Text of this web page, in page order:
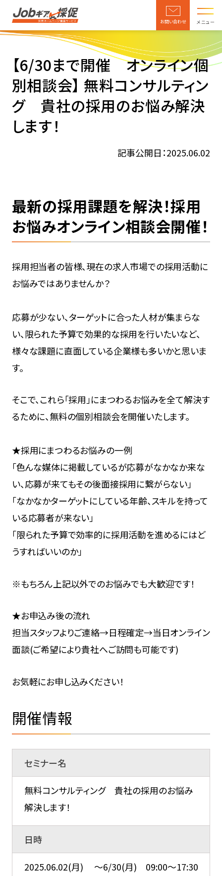
お問い合わせ メニュー
【6/30まで開催 オンライン個
別相談会】 無料コンサルティン
グ 貴社の採用のお悩み解決
します！
記事公開日：2025.06.02
最新の採用課題を解決！採用
お悩みオンライン相談会開催！
採用担当者の皆様、現在の求人市場での採用活動に
お悩みではありませんか？
応募が少ない、ターゲットに合った人材が集まらな
い、限られた予算で効果的な採用を行いたいなど、
様々な課題に直面している企業様も多いかと思いま
す。
そこで、これら「採用」にまつわるお悩みを全て解決す
るために、無料の個別相談会を開催いたします。
★採用にまつわるお悩みの一例
「色んな媒体に掲載しているが応募がなかなか来な
い、応募が来てもその後面接採用に繋がらない」
「なかなかターゲットにしている年齢、スキルを持って
いる応募者が来ない」
「限られた予算で効率的に採用活動を進めるにはど
うすればいいのか」
※もちろん上記以外でのお悩みでも大歓迎です！
★お申込み後の流れ
担当スタッフよりご連絡→日程確定→当日オンライン
面談(ご希望により貴社へご訪問も可能です)
お気軽にお申し込みください！
開催情報
セミナー名
無料コンサルティング 貴社の採用のお悩み
解決します！
日時
2025.06.02(月) ～6/30(月) 09:00～17:30